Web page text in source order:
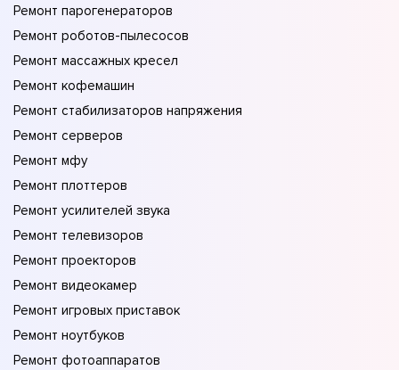
Ремонт парогенераторов
Ремонт роботов-пылесосов
Ремонт массажных кресел
Ремонт кофемашин
Ремонт стабилизаторов напряжения
Ремонт серверов
Ремонт мфу
Ремонт плоттеров
Ремонт усилителей звука
Ремонт телевизоров
Ремонт проекторов
Ремонт видеокамер
Ремонт игровых приставок
Ремонт ноутбуков
Ремонт фотоаппаратов